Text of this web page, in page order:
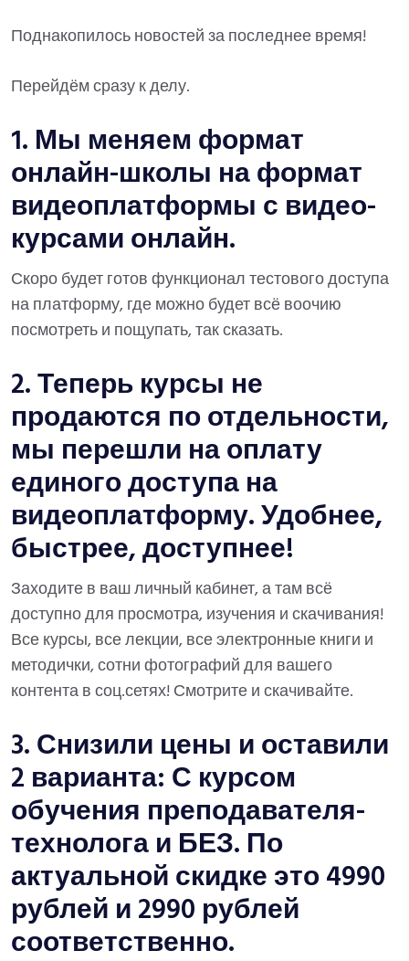
Поднакопилось новостей за последнее время!
Перейдём сразу к делу.
1. Мы меняем формат
онлайн-школы на формат
видеоплатформы с видео-
курсами онлайн.
Скоро будет готов функционал тестового доступа
на платформу, где можно будет всё воочию
посмотреть и пощупать, так сказать.
2. Теперь курсы не
продаются по отдельности,
мы перешли на оплату
единого доступа на
видеоплатформу. Удобнее,
быстрее, доступнее!
Заходите в ваш личный кабинет, а там всё
доступно для просмотра, изучения и скачивания!
Все курсы, все лекции, все электронные книги и
методички, сотни фотографий для вашего
контента в соц.сетях! Смотрите и скачивайте.
3. Снизили цены и оставили
2 варианта: С курсом
обучения преподавателя-
технолога и БЕЗ. По
актуальной скидке это 4990
рублей и 2990 рублей
соответственно.